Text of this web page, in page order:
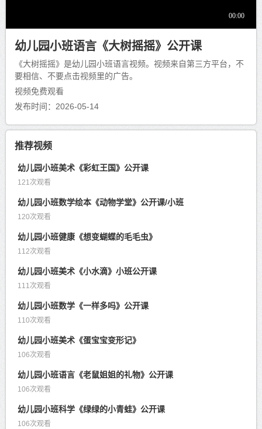
幼儿园小班语言《大树摇摇》公开课
《大树摇摇》是幼儿园小班语言视频。视频来自第三方平台，不
要相信、不要点击视频里的广告。
视频免费观看
发布时间：2026-05-14
推荐视频
幼儿园小班美术《彩虹王国》公开课
121次观看
幼儿园小班数学绘本《动物学堂》公开课/小班
120次观看
幼儿园小班健康《想变蝴蝶的毛毛虫》
112次观看
幼儿园小班美术《小水滴》小班公开课
111次观看
幼儿园小班数学《一样多吗》公开课
110次观看
幼儿园小班美术《蛋宝宝变形记》
106次观看
幼儿园小班语言《老鼠姐姐的礼物》公开课
106次观看
幼儿园小班科学《绿绿的小青蛙》公开课
106次观看